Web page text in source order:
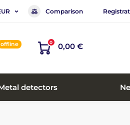
Comparison
offline 0 0,00 €
detectors